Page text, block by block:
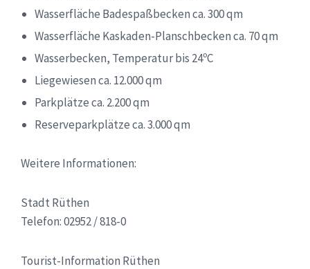
Wasserfläche Badespaßbecken ca. 300 qm
Wasserfläche Kaskaden-Planschbecken ca. 70 qm
Wasserbecken, Temperatur bis 24ºC
Liegewiesen ca. 12.000 qm
Parkplätze ca. 2.200 qm
Reserveparkplätze ca. 3.000 qm
Weitere Informationen:
Stadt Rüthen
Telefon: 02952 / 818-0
Tourist-Information Rüthen